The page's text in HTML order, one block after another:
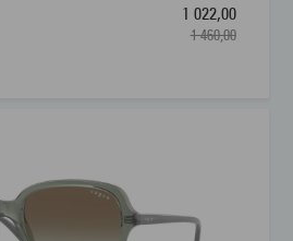
1 022,00
1 460,00